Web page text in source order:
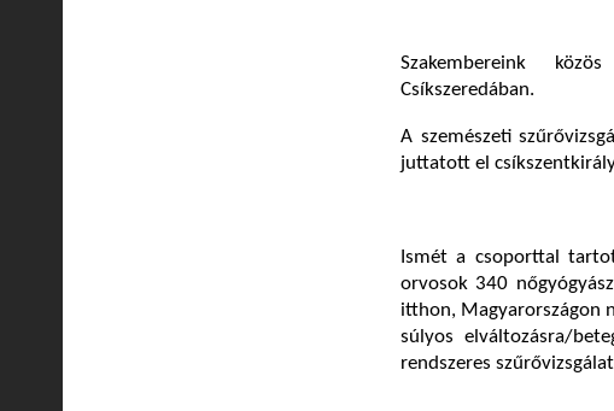
Szakembereink
Csíkszeredában.
A szemészeti
juttatott el
Ismét a csoporttal
orvosok 340
itthon, Magyarországon
súlyos elváltozásra/
rendszeres